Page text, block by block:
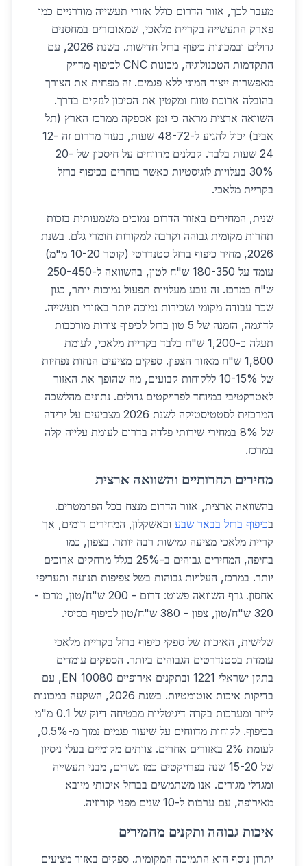
מעבר לכך, אזור הדרום כולל אזורי תעשייה מודרניים כמו
פארק התעשייה בקריית מלאכי, שמאובזרים במחסנים
גדולים ובמכונות כיפוף ברזל חדישות. בשנת 2026, עם
התקדמות הטכנולוגיה, מכונות CNC לכיפוף מדויק
מאפשרות ייצור המוני ללא פגמים. זה מפחית את הצורך
בהובלה ארוכת טווח ומקטין את הסיכון לנזקים בדרך.
השוואה ארצית מראה כי זמן אספקה ממרכז הארץ (תל
אביב) יכול להגיע ל-48-72 שעות, בעוד מדרום זה 12-
24 שעות בלבד. קבלנים מדווחים על חיסכון של 20-
30% בעלויות לוגיסטיות כאשר בוחרים בכיפוף ברזל
בקריית מלאכי.
שנית, המחירים באזור הדרום נמוכים משמעותית בזכות
תחרות מקומית גבוהה וקרבה למקורות חומרי גלם. בשנת
2026, מחיר כיפוף ברזל סטנדרטי (קוטר 10-20 מ"מ)
עומד על 180-350 ש"ח לטון, בהשוואה ל-250-450
ש"ח במרכז. זה נובע מעלויות תפעול נמוכות יותר, כגון
שכר עבודה מקומי ושכירות נמוכה יותר באזורי תעשייה.
לדוגמה, הזמנה של 5 טון ברזל לכיפוף צורות מורכבות
תעלה כ-1,200 ש"ח בלבד בקריית מלאכי, לעומת
1,800 ש"ח מאזור הצפון. ספקים מציעים הנחות נפחיות
של 10-15% ללקוחות קבועים, מה שהופך את האזור
לאטרקטיבי במיוחד לפרויקטים גדולים. נתונים מהלשכה
המרכזית לסטטיסטיקה לשנת 2026 מצביעים על ירידה
של 8% במחירי שירותי פלדה בדרום לעומת עלייה קלה
במרכז.
מחירים תחרותיים והשוואה ארצית
בהשוואה ארצית, אזור הדרום מנצח בכל הפרמטרים.
בכיפוף ברזל בבאר שבע ובאשקלון, המחירים דומים, אך
קריית מלאכי מציעה גמישות רבה יותר. בצפון, כמו
בחיפה, המחירים גבוהים ב-25% בגלל מרחקים ארוכים
יותר. במרכז, העלויות גבוהות בשל צפיפות תנועה ותעריפי
אחסון. גרף השוואה פשוט: דרום - 200 ש"ח/טון, מרכז -
320 ש"ח/טון, צפון - 380 ש"ח/טון לכיפוף בסיסי.
שלישית, האיכות של ספקי כיפוף ברזל בקריית מלאכי
עומדת בסטנדרטים הגבוהים ביותר. הספקים עומדים
בתקן ישראלי 1221 ובתקנים אירופיים EN 10080, עם
בדיקות איכות אוטומטיות. בשנת 2026, השקעה במכונות
לייזר ומערכות בקרה דיגיטליות מבטיחה דיוק של 0.1 מ"מ
בכיפוף. לקוחות מדווחים על שיעור פגמים נמוך מ-0.5%,
לעומת 2% באזורים אחרים. צוותים מקומיים בעלי ניסיון
של 15-20 שנה בפרויקטים כמו גשרים, מבני תעשייה
ומגדלי מגורים. אנו משתמשים בברזל איכותי מיובא
מאירופה, עם ערבות ל-10 שנים מפני קורוזיה.
איכות גבוהה ותקנים מחמירים
יתרון נוסף הוא התמיכה המקומית. ספקים באזור מציעים